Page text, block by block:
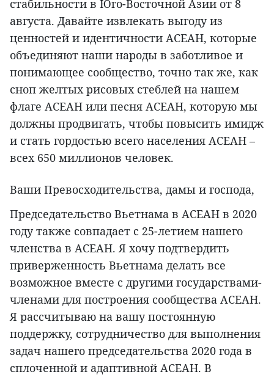
стабильности в Юго-Восточной Азии от 8
августа. Давайте извлекать выгоду из
ценностей и идентичности АСЕАН, которые
объединяют наши народы в заботливое и
понимающее сообщество, точно так же, как
сноп желтых рисовых стеблей на нашем
флаге АСЕАН или песня АСЕАН, которую мы
должны продвигать, чтобы повысить имидж
и стать гордостью всего населения АСЕАН –
всех 650 миллионов человек.
Ваши Превосходительства, дамы и господа,
Председательство Вьетнама в АСЕАН в 2020
году также совпадает с 25-летием нашего
членства в АСЕАН. Я хочу подтвердить
приверженность Вьетнама делать все
возможное вместе с другими государствами-
членами для построения сообщества АСЕАН.
Я рассчитываю на вашу постоянную
поддержку, сотрудничество для выполнения
задач нашего председательства 2020 года в
сплоченной и адаптивной АСЕАН. В